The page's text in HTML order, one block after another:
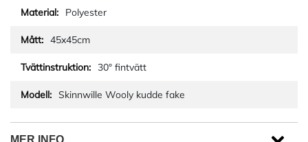
Polyester
45x45cm
30° fintvätt
Skinnwille Wooly kudde fake